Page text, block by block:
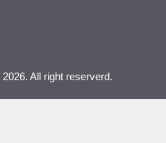
All right reserverd.